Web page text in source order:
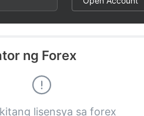
6
7 ng Forex
lisensya sa forex